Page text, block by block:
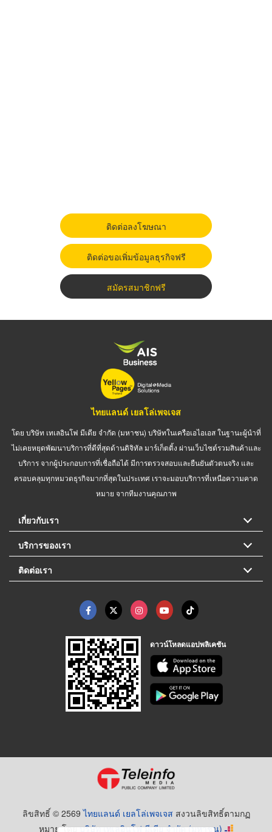
ติดต่อลงโฆษณา
ติดต่อขอเพิ่มข้อมูลธุรกิจฟรี
สมัครสมาชิกฟรี
ไทยแลนด์ เยลโล่เพจเจส
โดย บริษัท เทเลอินโฟ มีเดีย จำกัด (มหาชน) บริษัทในเครือเอไอเอส ในฐานะผู้นำที่
ไม่เคยหยุดพัฒนาบริการที่ดีที่สุดด้านดิจิทัล มาร์เก็ตติ้ง ผ่านเว็บไซต์รวมสินค้าและ
บริการ จากผู้ประกอบการที่เชื่อถือได้ มีการตรวจสอบและยืนยันตัวตนจริง และ
ครอบคลุมทุกหมวดธุรกิจมากที่สุดในประเทศ เราจะมอบบริการที่เหนือความคาด
หมาย จากทีมงานคุณภาพ
เกี่ยวกับเรา
บริการของเรา
ติดต่อเรา
ดาวน์โหลดแอปพลิเคชัน
ลิขสิทธิ์ © 2569ไทยแลนด์ เยลโล่เพจเจส สงวนลิขสิทธิ์ตามกฏ
หมาย โดยบริษัท เทเลอินโฟ มีเดีย จำกัด (มหาชน)